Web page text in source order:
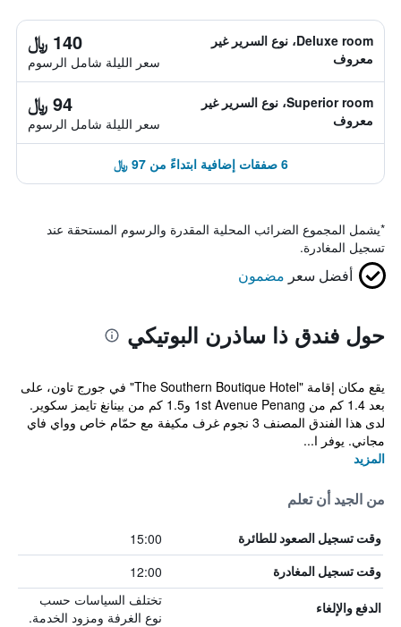
Deluxe room، نوع السرير غير
معروف
140 ﷼
سعر الليلة شامل الرسوم
Superior room، نوع السرير غير
معروف
94 ﷼
سعر الليلة شامل الرسوم
6 صفقات إضافية ابتداءً من 97 ﷼
*يشمل المجموع الضرائب المحلية المقدرة والرسوم المستحقة عند
تسجيل المغادرة.
أفضل سعر مضمون
حول فندق ذا ساذرن البوتيكي
يقع مكان إقامة "The Southern Boutique Hotel" في جورج تاون، على
بعد 1.4 كم من 1st Avenue Penang و1.5 كم من بينانغ تايمز سكوير.
لدى هذا الفندق المصنف 3 نجوم غرف مكيفة مع حمّام خاص وواي فاي
مجاني. يوفر ا...
المزيد
من الجيد أن تعلم
وقت تسجيل الصعود للطائرة 15:00
وقت تسجيل المغادرة 12:00
الدفع والإلغاء
تختلف السياسات حسب
نوع الغرفة ومزود الخدمة.